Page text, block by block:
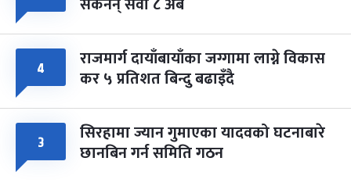
४ राजमार्ग दायाँबायाँका जग्गामा लाग्ने विकास
कर ५ प्रतिशत बिन्दु बढाइँदै
३ सिरहामा ज्यान गुमाएका यादवको घटनाबारे
छानबिन गर्न समिति गठन